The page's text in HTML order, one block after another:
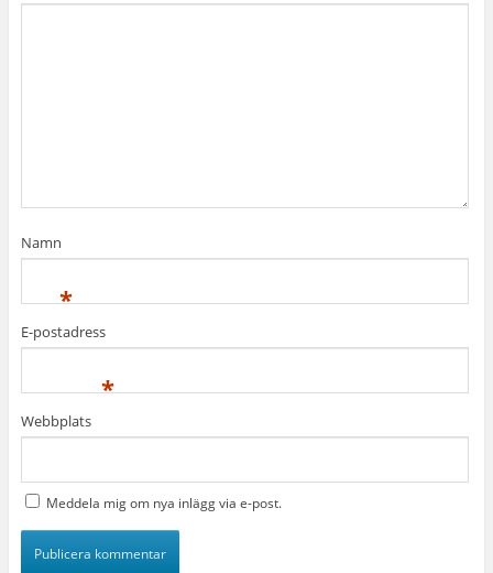
Namn
*
E-postadress
*
Webbplats
Meddela mig om nya inlägg via e-post.